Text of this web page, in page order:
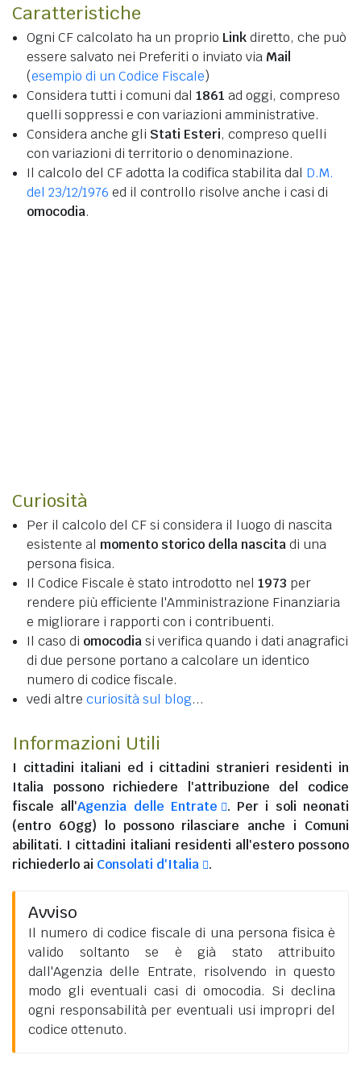
Caratteristiche
Ogni CF calcolato ha un proprio Linkdiretto, che può
essere salvato nei Preferiti o inviato via Mail
(esempio di un Codice Fiscale)
Considera tutti i comuni dal 1861 ad oggi, compreso
quelli soppressi e con variazioni amministrative.
Considera anche gli Stati Esteri, compreso quelli
con variazioni di territorio o denominazione.
Il calcolo del CF adotta la codifica stabilita dal D.M.
del 23/12/1976 ed il controllo risolve anche i casi di
omocodia.
Curiosità
Per il calcolo del CF si considera il luogo di nascita
esistente al momento storico della nascitadi una
persona fisica.
Il Codice Fiscale è stato introdotto nel 1973 per
rendere più efficiente l'Amministrazione Finanziaria
e migliorare i rapporti con i contribuenti.
Il caso di omocodiasi verifica quando i dati anagrafici
di due persone portano a calcolare un identico
numero di codice fiscale.
vedi altre curiosità sul blog...
Informazioni Utili
I cittadini italiani ed i cittadini stranieri residenti in
Italia possono richiedere l'attribuzione del codice
fiscale all'Agenzia delle Entrate
. Per i soli neonati
(entro 60gg) lo possono rilasciare anche i Comuni
abilitati. I cittadini italiani residenti all'esteropossono
richiederlo ai Consolati d'Italia .
Avviso
Il numero di codice fiscale di una persona fisica è
valido soltanto se è già stato attribuito
dall'Agenzia delle Entrate, risolvendo in questo
modo gli eventuali casi di omocodia. Si declina
ogni responsabilità per eventuali usi impropri del
codice ottenuto.